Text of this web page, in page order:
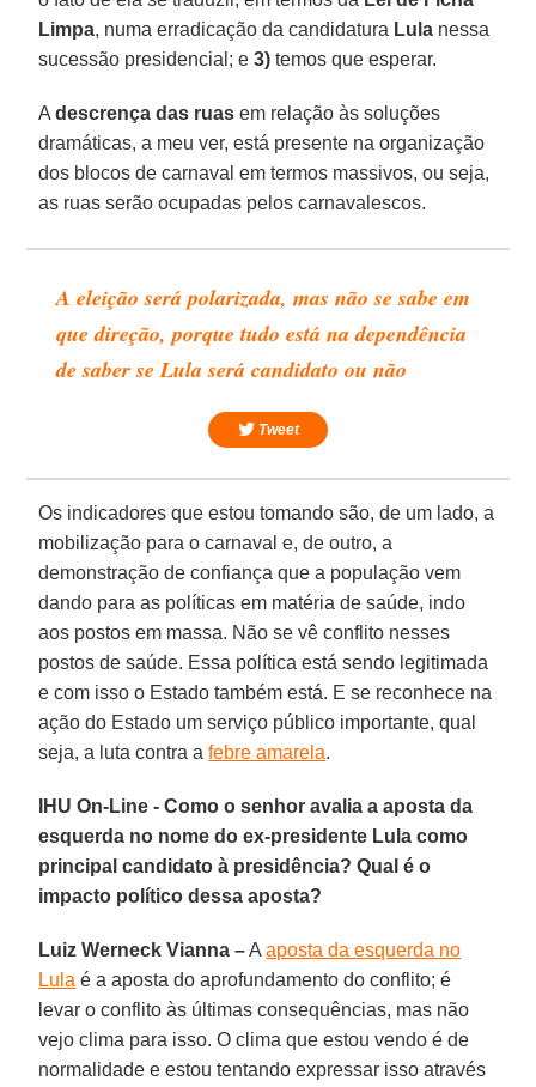
Limpa, numa erradicação da candidatura Lula nessa
sucessão presidencial; e3) temos que esperar.
Adescrença das ruas em relação às soluções
dramáticas, a meu ver, está presente na organização
dos blocos de carnaval em termos massivos, ou seja,
as ruas serão ocupadas pelos carnavalescos.
A eleição será polarizada, mas não se sabe em
que direção, porque tudo está na dependência
de saber se Lula será candidato ou não
Tweet
Os indicadores que estou tomando são, de um lado, a
mobilização para o carnaval e, de outro, a
demonstração de confiança que a população vem
dando para as políticas em matéria de saúde, indo
aos postos em massa. Não se vê conflito nesses
postos de saúde. Essa política está sendo legitimada
e com isso o Estado também está. E se reconhece na
ação do Estado um serviço público importante, qual
seja, a luta contra afebre amarela.
IHU On-Line - Como o senhor avalia a aposta da
esquerda no nome do ex-presidente Lula como
principal candidato à presidência? Qual é o
impacto político dessa aposta?
Luiz Werneck Vianna –Aaposta da esquerda no
Lula é a aposta do aprofundamento do conflito; é
levar o conflito às últimas consequências, mas não
vejo clima para isso. O clima que estou vendo é de
normalidade e estou tentando expressar isso através